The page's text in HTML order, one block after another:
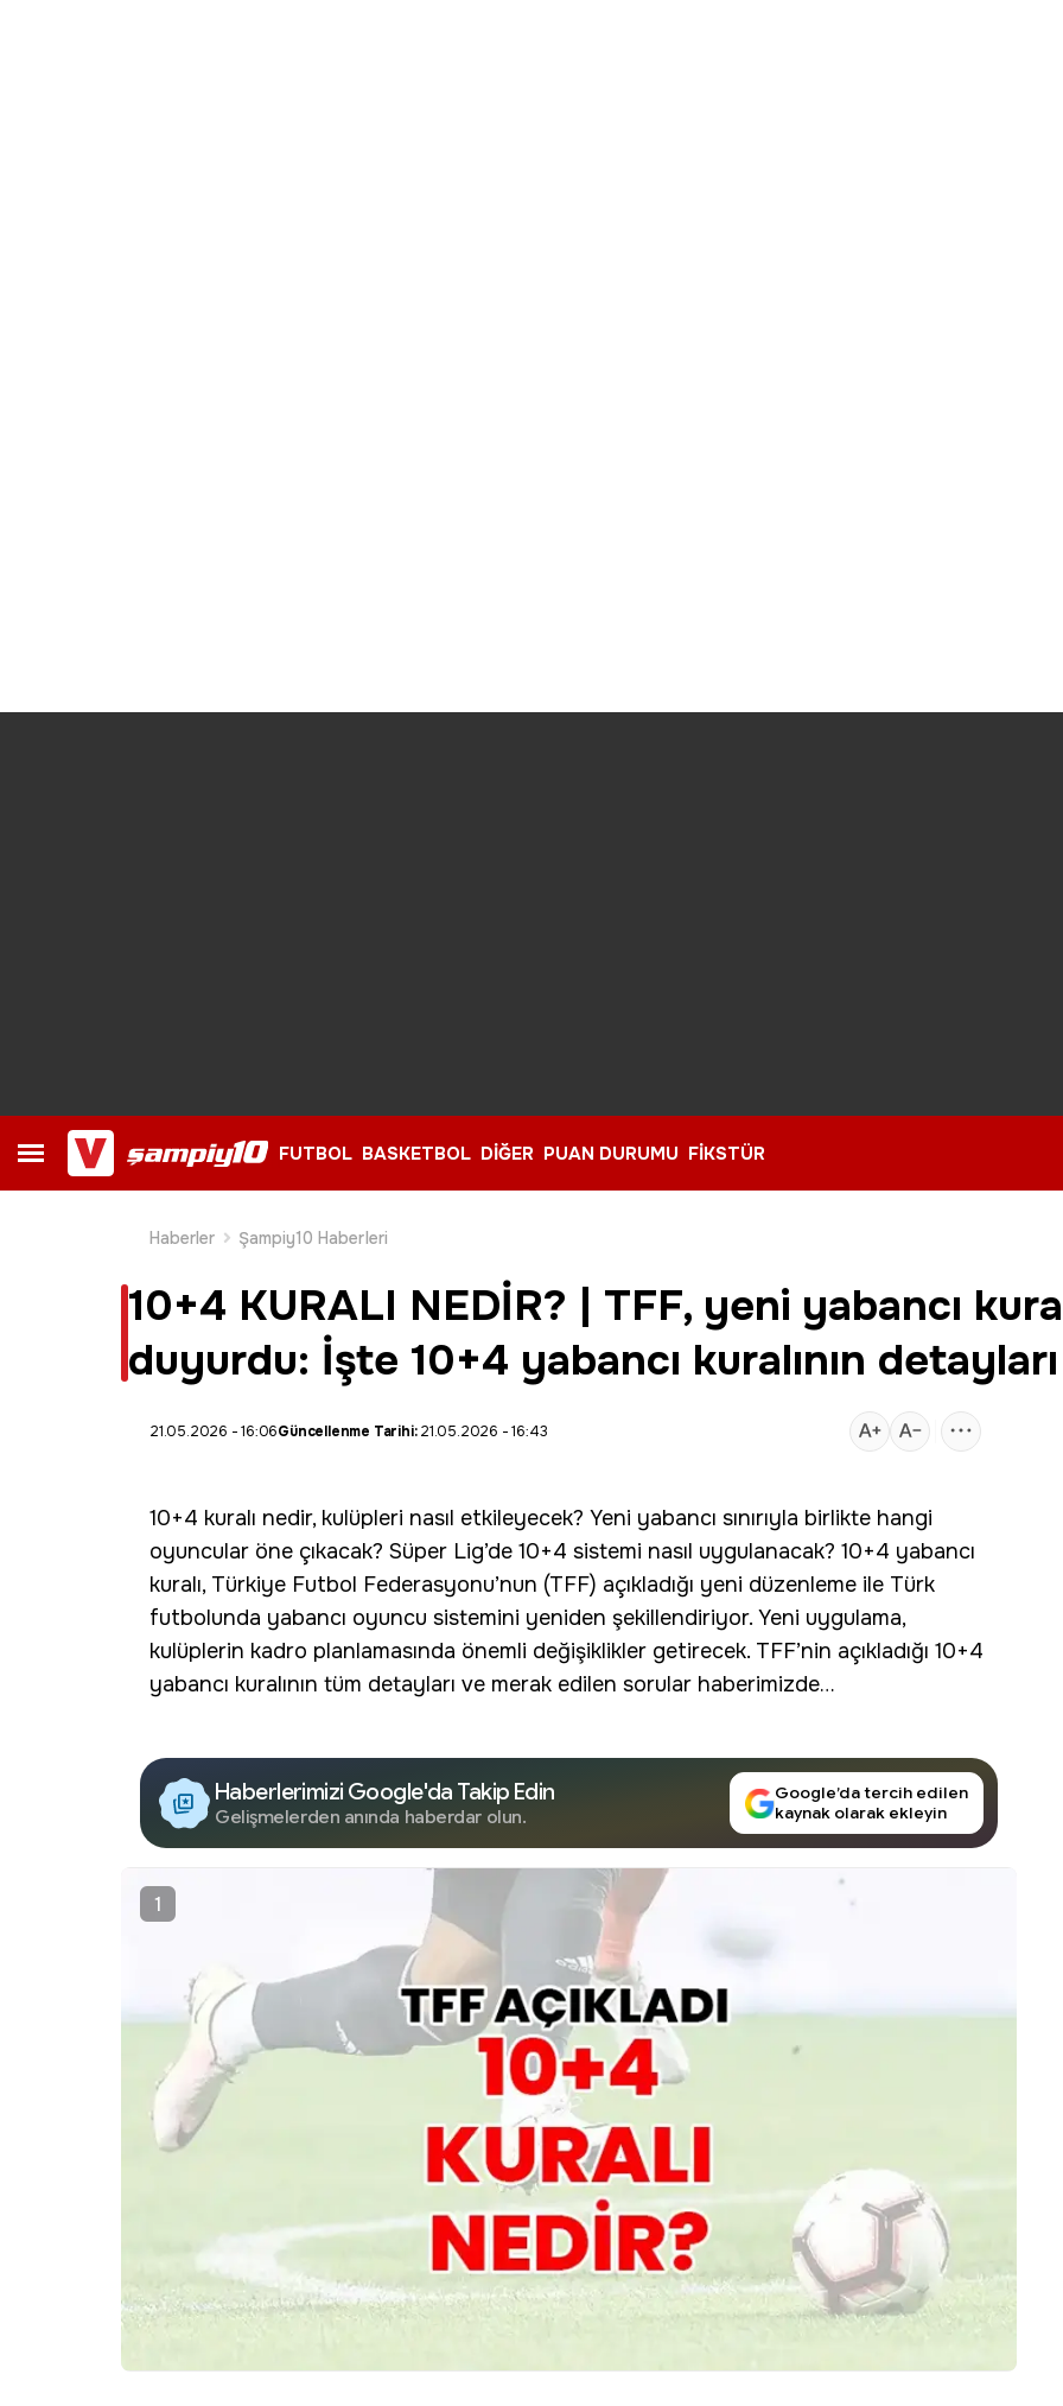
FUTBOL BASKETBOL DİĞER PUAN DURUMU FİKSTÜR
Haberler
Şampiy10 Haberleri
10+4 KURALI NEDİR? | TFF, yeni yabancı
duyurdu: İşte 10+4 yabancı kuralının detayları
21.05.2026 - 16:06Güncellenme Tarihi:21.05.2026 - 16:43
10+4 kuralı nedir, kulüpleri nasıl etkileyecek? Yeni yabancı sınırıyla birlikte hangi
oyuncular öne çıkacak? Süper Lig’de 10+4 sistemi nasıl uygulanacak? 10+4 yabancı
kuralı, Türkiye Futbol Federasyonu’nun (TFF) açıkladığı yeni düzenleme ile Türk
futbolunda yabancı oyuncu sistemini yeniden şekillendiriyor. Yeni uygulama,
kulüplerin kadro planlamasında önemli değişiklikler getirecek. TFF’nin açıkladığı 10+4
yabancı kuralının tüm detayları ve merak edilen sorular haberimizde…
Haberlerimizi Google'da Takip Edin
Gelişmelerden anında haberdar olun.
Google’da tercih edilen
kaynak olarak ekleyin
1